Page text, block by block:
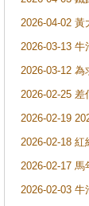
2026-04-02
2026-03-13
2026-03-12
2026-02-25
2026-02-19
2026-02-18
2026-02-17
2026-02-03